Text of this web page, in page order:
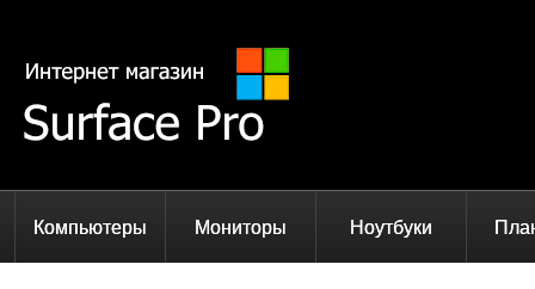
Компьютеры Мониторы Ноутбуки